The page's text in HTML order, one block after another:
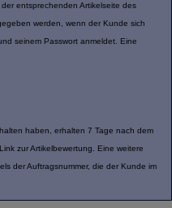
entsprechenden Artikelseite des
werden, wenn der Kunde sich
seinem Passwort anmeldet. Eine
haben, erhalten 7 Tage nach dem
zur Artikelbewertung. Eine weitere
der Auftragsnummer, die der Kunde im